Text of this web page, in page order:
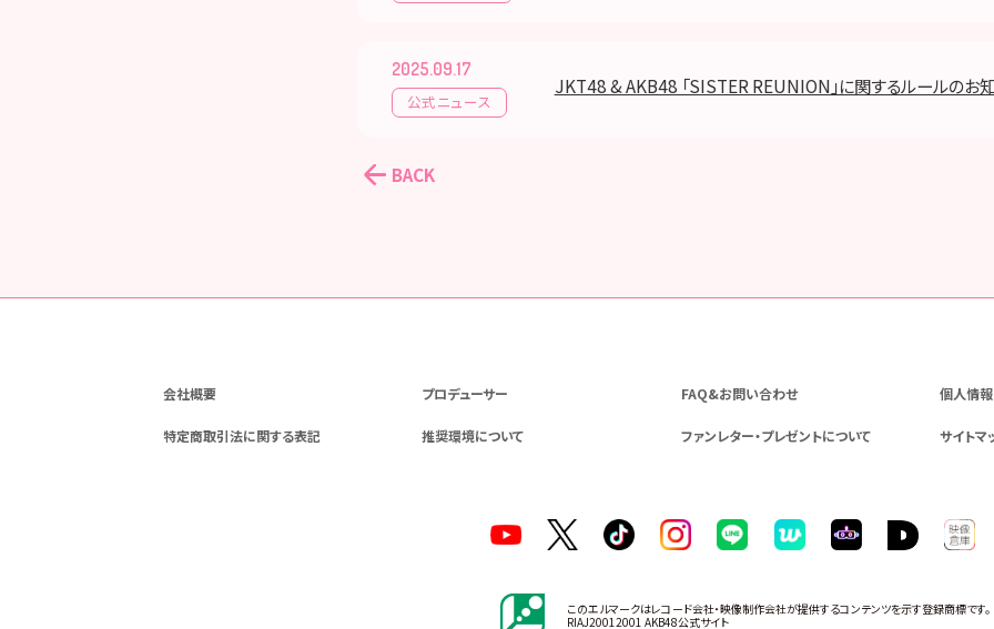
2025.09.17
公式ニュース
JKT48 & AKB48 「SISTER REUNION」に関するルールのお
BACK
会社概要 プロデューサー FAQ&お問い合わせ 個人情
特定商取引法に関する表記 推奨環境について ファンレター・プレゼントについて サイトマ
このエルマークはレコード会社・映像制作会社が提供するコンテンツを示す登録商標です。
RIAJ20012001 AKB48公式サイト